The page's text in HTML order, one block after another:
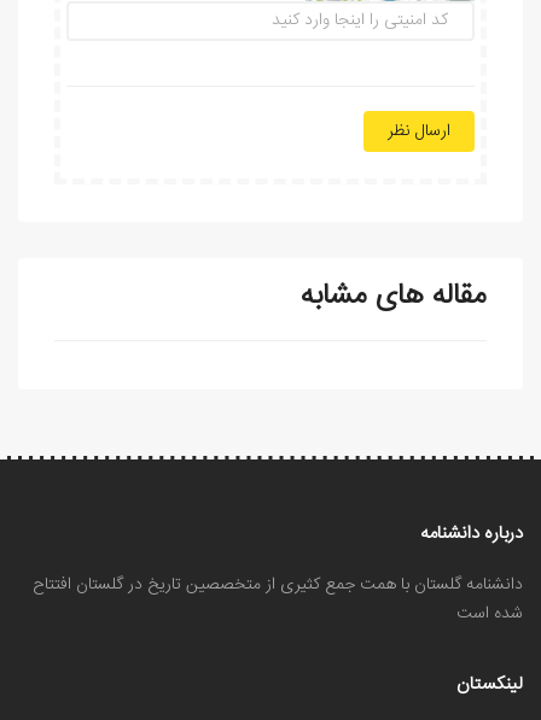
ارسال نظر
مقاله های مشابه
درباره دانشنامه
دانشنامه گلستان با همت جمع کثیری از متخصصین تاریخ در گلستان افتتاح
شده است
لینکستان